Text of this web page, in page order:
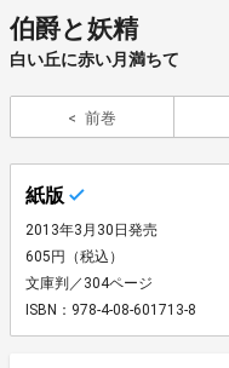
伯爵と妖精
白い丘に赤い月満ちて
前巻
紙版
2013年3月30日発売
605円（税込）
文庫判／304ページ
ISBN：978-4-08-601713-8